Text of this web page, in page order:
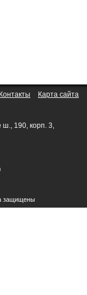
Контакты Карта сайта
ш., 190, корп. 3,
защищены